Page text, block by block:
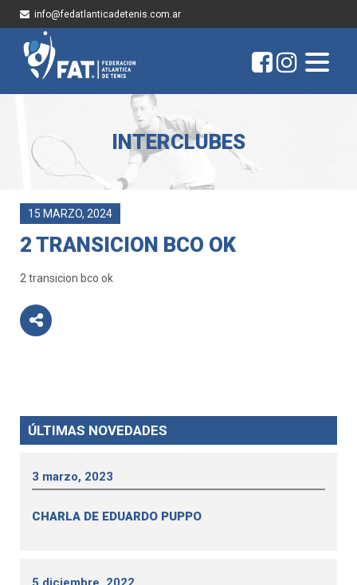
info@fedatlanticadetenis.com.ar
INTERCLUBES
15 MARZO, 2024
2 TRANSICION BCO OK
2 transicion bco ok
ÚLTIMAS NOVEDADES
3 marzo, 2023
CHARLA DE EDUARDO PUPPO